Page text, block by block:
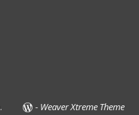
. - Weaver Xtreme Theme